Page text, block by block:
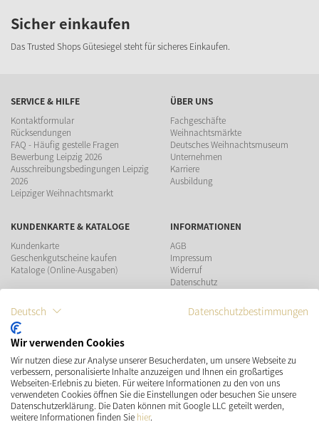
Sicher einkaufen
Das Trusted Shops Gütesiegel steht für sicheres Einkaufen.
SERVICE & HILFE
Kontaktformular
Rücksendungen
FAQ - Häufig gestelle Fragen
Bewerbung Leipzig 2026
Ausschreibungsbedingungen Leipzig
2026
Leipziger Weihnachtsmarkt
ÜBER UNS
Fachgeschäfte
Weihnachtsmärkte
Deutsches Weihnachtsmuseum
Unternehmen
Karriere
Ausbildung
KUNDENKARTE & KATALOGE
Kundenkarte
Geschenkgutscheine kaufen
Kataloge (Online-Ausgaben)
INFORMATIONEN
AGB
Impressum
Widerruf
Datenschutz
ZAHLUNGSMÖGLICHKEITEN
VERSAND SOCIAL MEDIA
Deutsch Datenschutzbestimmungen
Wir verwenden Cookies
Wir nutzen diese zur Analyse unserer Besucherdaten, um unsere Webseite zu
verbessern, personalisierte Inhalte anzuzeigen und Ihnen ein großartiges
Webseiten-Erlebnis zu bieten. Für weitere Informationen zu den von uns
verwendeten Cookies öffnen Sie die Einstellungen oder besuchen Sie unsere
Datenschutzerklärung. Die Daten können mit Google LLC geteilt werden,
weitere Informationen finden Sie hier.